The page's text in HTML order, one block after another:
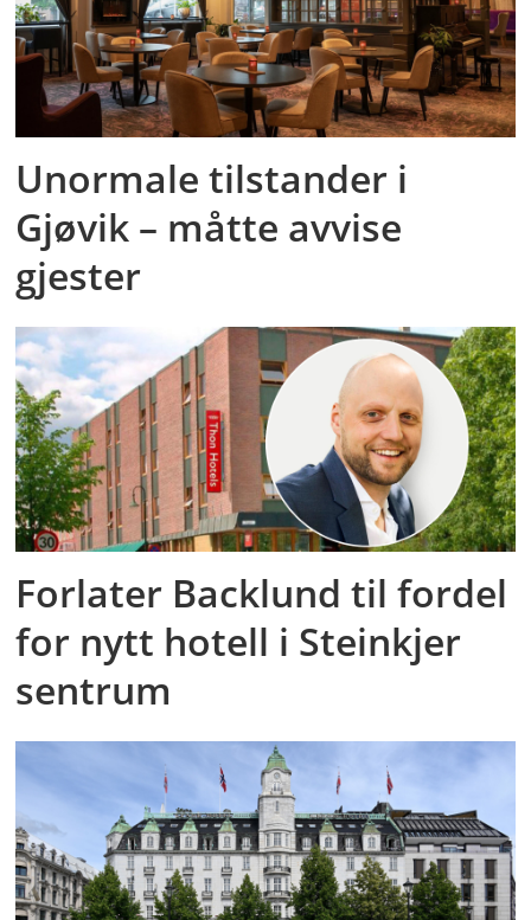
Unormale tilstander i
Gjøvik – måtte avvise
gjester
Forlater Backlund til fordel
for nytt hotell i Steinkjer
sentrum